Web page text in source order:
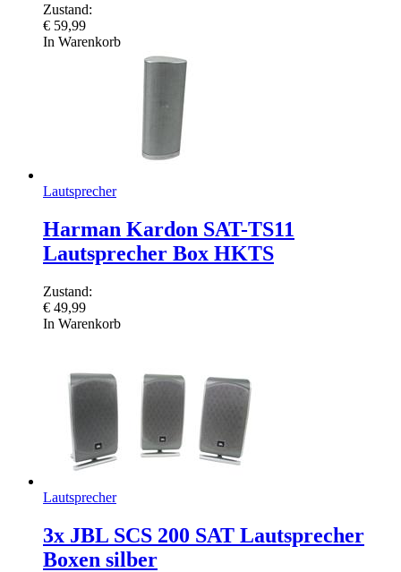
Zustand:
€ 59,99
In Warenkorb
Lautsprecher
Harman Kardon SAT-TS11
Lautsprecher Box HKTS
Zustand:
€ 49,99
In Warenkorb
Lautsprecher
3x JBL SCS 200 SAT Lautsprecher
Boxen silber